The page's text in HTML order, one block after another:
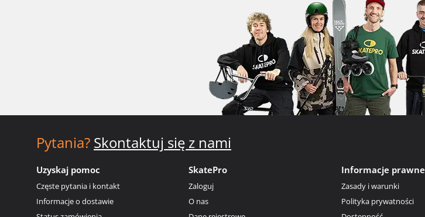
Pytania? Skontaktuj się z nami
Uzyskaj pomoc
Częste pytania i kontakt
Informacje o dostawie
SkatePro
Zaloguj
O nas
Informacje prawne
Zasady i warunki
Polityka prywatności